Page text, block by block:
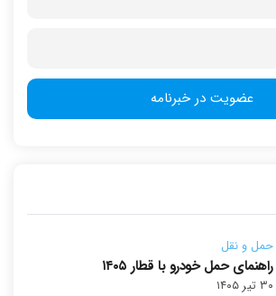
حمل و نقل
راهنمای حمل خودرو با قطار ۱۴۰۵
۳۰ تیر ۱۴۰۵